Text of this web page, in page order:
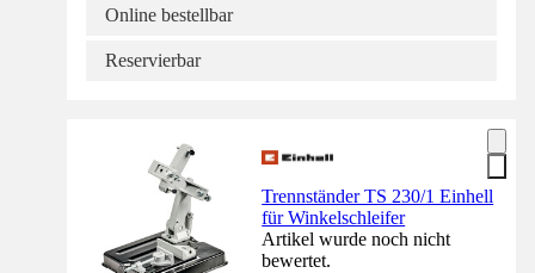
Online bestellbar
Reservierbar
Trennständer TS 230/1 Einhell
für Winkelschleifer
Artikel wurde noch nicht
bewertet.